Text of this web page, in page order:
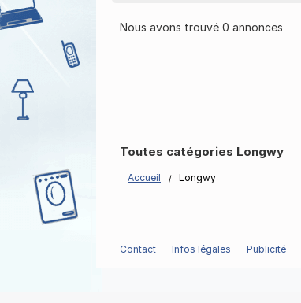
Nous avons trouvé 0 annonces
Toutes catégories Longwy
Accueil Longwy
Contact Infos légales Publicité